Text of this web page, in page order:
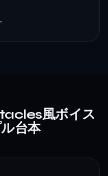
風ボイス
台本